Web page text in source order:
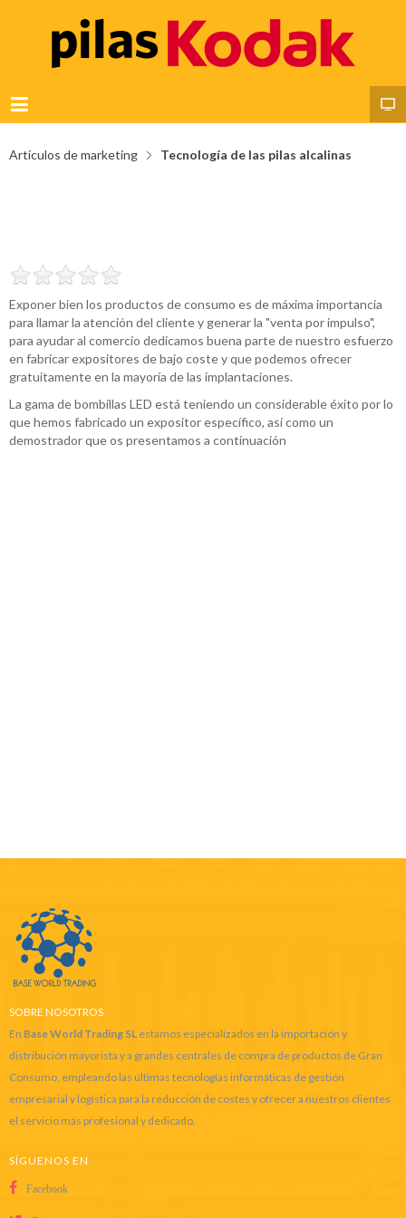
Artículos de marketing Tecnología de las pilas alcalinas
Exponer bien los productos de consumo es de máxima importancia
para llamar la atención del cliente y generar la "venta por impulso",
para ayudar al comercio dedicamos buena parte de nuestro esfuerzo
en fabricar expositores de bajo coste y que podemos ofrecer
gratuitamente en la mayoría de las implantaciones.
La gama de bombillas LED está teniendo un considerable éxito por lo
que hemos fabricado un expositor específico, así como un
demostrador que os presentamos a continuación
SOBRE NOSOTROS
En Base World Trading SL estamos especializados en la importación y
distribución mayorista y a grandes centrales de compra de productos de Gran
Consumo, empleando las últimas tecnologías informáticas de gestión
empresarial y logística para la reducción de costes y ofrecer a nuestros clientes
el servicio más profesional y dedicado.
SÍGUENOS EN
Facebook